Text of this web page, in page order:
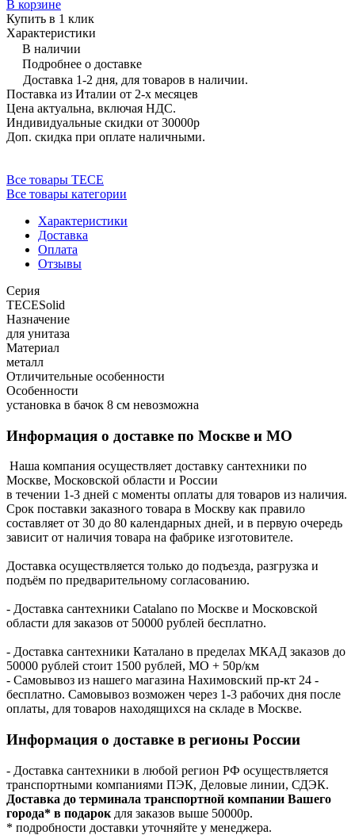
В корзине
Купить в 1 клик
Характеристики
В наличии
Подробнее о доставке
Доставка 1-2 дня, для товаров в наличии.
Поставка из Италии от 2-х месяцев
Цена актуальна, включая НДС.
Индивидуальные скидки от 30000р
Доп. скидка при оплате наличными.
Все товары TECE
Все товары категории
Характеристики
Доставка
Оплата
Отзывы
Серия
TECESolid
Назначение
для унитаза
Материал
металл
Отличительные особенности
Особенности
установка в бачок 8 см невозможна
Информация о доставке по Москве и МО
Наша компания осуществляет доставку сантехники по
Москве, Московской области и России
в течении 1-3 дней с моменты оплаты для товаров из наличия.
Срок поставки заказного товара в Москву как правило
составляет от 30 до 80 календарных дней, и в первую очередь
зависит от наличия товара на фабрике изготовителе.
Доставка осуществляется только до подъезда, разгрузка и
подъём по предварительному согласованию.
- Доставка сантехники Catalano по Москве и Московской
области для заказов от 50000 рублей бесплатно.
- Доставка сантехники Каталано в пределах МКАД заказов до
50000 рублей стоит 1500 рублей, МО + 50р/км
- Самовывоз из нашего магазина Нахимовский пр-кт 24 -
бесплатно. Самовывоз возможен через 1-3 рабочих дня после
оплаты, для товаров находящихся на складе в Москве.
Информация о доставке в регионы России
- Доставка сантехники в любой регион РФ осуществляется
транспортными компаниями ПЭК, Деловые линии, СДЭК.
Доставка до терминала транспортной компании Вашего
города* в подарок для заказов выше 50000р.
* подробности доставки уточняйте у менеджера.